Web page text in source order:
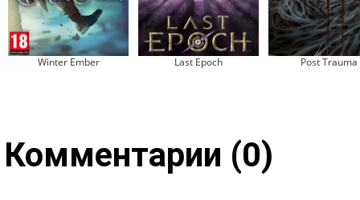
Winter Ember Last Epoch Post Trauma
Комментарии (0)